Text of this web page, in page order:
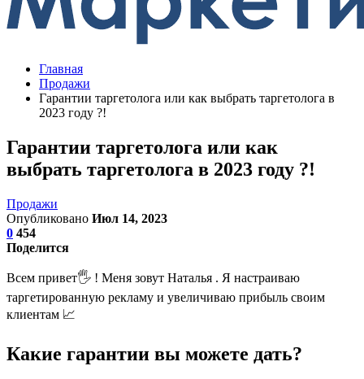
Главная
Продажи
Гарантии таргетолога или как выбрать таргетолога в
2023 году ?!
Гарантии таргетолога или как
выбрать таргетолога в 2023 году ?!
Продажи
Опубликовано Июл 14, 2023
0 454
Поделится
Всем привет🖐 ! Меня зовут Наталья . Я настраиваю
таргетированную рекламу и увеличиваю прибыль своим
клиентам 📈
Какие гарантии вы можете дать?